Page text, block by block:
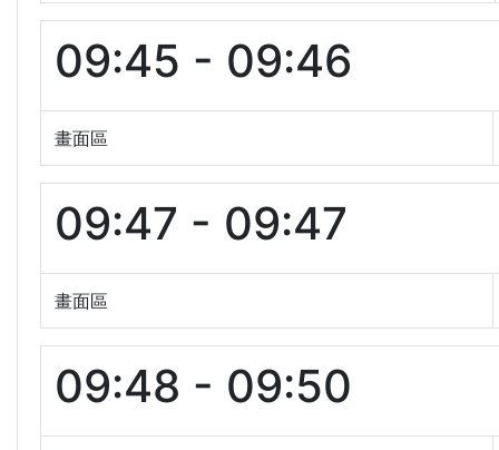
09:45 - 09:46
畫面區
09:47 - 09:47
畫面區
09:48 - 09:50